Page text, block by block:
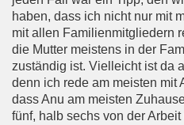
haben, dass ich nicht nur mit
mit allen Familienmitgliedern
die Mutter meistens in der
zuständig ist. Vielleicht ist da
denn ich rede am meisten mit
dass Anu am meisten
fünf, halb sechs von der